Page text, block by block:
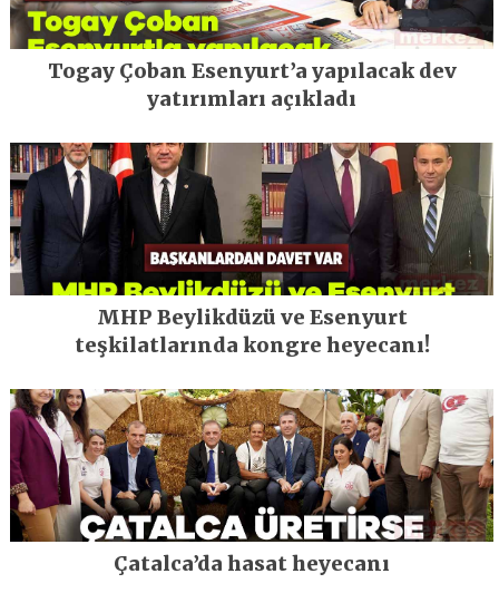
Togay Çoban Esenyurt’a yapılacak dev
yatırımları açıkladı
MHP Beylikdüzü ve Esenyurt
teşkilatlarında kongre heyecanı!
Çatalca’da hasat heyecanı